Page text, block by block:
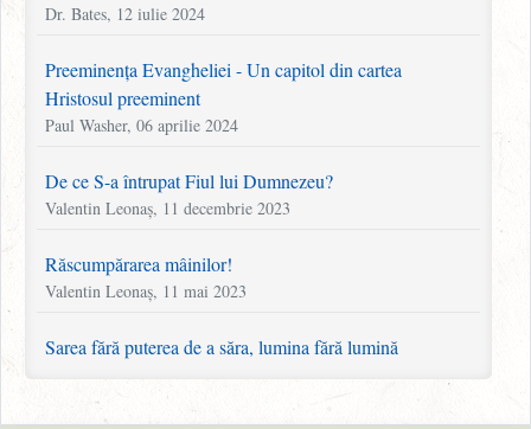
Dr. Bates, 12 iulie 2024
Preeminența Evangheliei - Un capitol din cartea
Hristosul preeminent
Paul Washer, 06 aprilie 2024
De ce S-a întrupat Fiul lui Dumnezeu?
Valentin Leonaș, 11 decembrie 2023
Răscumpărarea mâinilor!
Valentin Leonaș, 11 mai 2023
Sarea fără puterea de a săra, lumina fără lumină